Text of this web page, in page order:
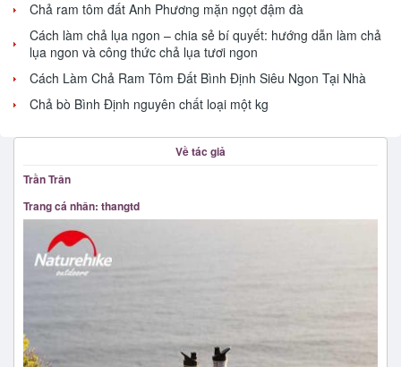
Chả ram tôm đất Anh Phương mặn ngọt đậm đà
Cách làm chả lụa ngon – chia sẻ bí quyết: hướng dẫn làm chả
lụa ngon và công thức chả lụa tươi ngon
Cách Làm Chả Ram Tôm Đất Bình Định Siêu Ngon Tại Nhà
Chả bò Bình Định nguyên chất loại một kg
Về tác giả
Trần Trân
Trang cá nhân: thangtd